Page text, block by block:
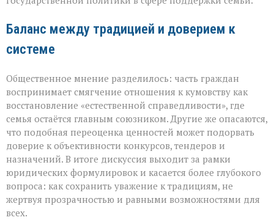
Баланс между традицией и доверием к
системе
Общественное мнение разделилось: часть граждан
воспринимает смягчение отношения к кумовству как
восстановление «естественной справедливости», где
семья остаётся главным союзником. Другие же опасаются,
что подобная переоценка ценностей может подорвать
доверие к объективности конкурсов, тендеров и
назначений. В итоге дискуссия выходит за рамки
юридических формулировок и касается более глубокого
вопроса: как сохранить уважение к традициям, не
жертвуя прозрачностью и равными возможностями для
всех.